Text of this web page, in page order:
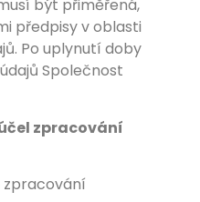
být přiměřená,
předpisy v oblasti
Po uplynutí doby
Společnost
zpracování
zpracování